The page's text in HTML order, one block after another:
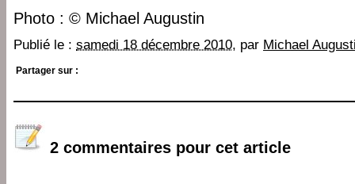
Photo : © Michael Augustin
Publié le : samedi 18 décembre 2010, par Michael
Partager sur :
2 commentaires pour cet article